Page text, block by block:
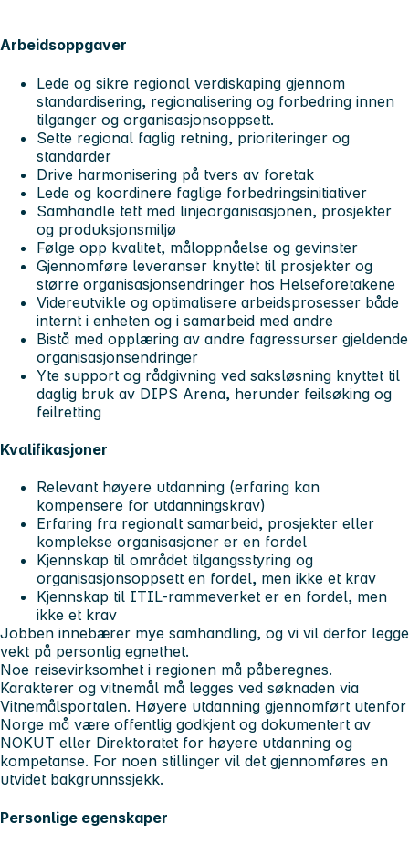
Arbeidsoppgaver
Lede og sikre regional verdiskaping gjennom
standardisering, regionalisering og forbedring innen
tilganger og organisasjonsoppsett.
Sette regional faglig retning, prioriteringer og
standarder
Drive harmonisering på tvers av foretak
Lede og koordinere faglige forbedringsinitiativer
Samhandle tett med linjeorganisasjonen, prosjekter
og produksjonsmiljø
Følge opp kvalitet, måloppnåelse og gevinster
Gjennomføre leveranser knyttet til prosjekter og
større organisasjonsendringer hos Helseforetakene
Videreutvikle og optimalisere arbeidsprosesser både
internt i enheten og i samarbeid med andre
Bistå med opplæring av andre fagressurser gjeldende
organisasjonsendringer
Yte support og rådgivning ved saksløsning knyttet til
daglig bruk av DIPS Arena, herunder feilsøking og
feilretting
Kvalifikasjoner
Relevant høyere utdanning (erfaring kan
kompensere for utdanningskrav)
Erfaring fra regionalt samarbeid, prosjekter eller
komplekse organisasjoner er en fordel
Kjennskap til området tilgangsstyring og
organisasjonsoppsett en fordel, men ikke et krav
Kjennskap til ITIL-rammeverket er en fordel, men
ikke et krav
Jobben innebærer mye samhandling, og vi vil derfor legge
vekt på personlig egnethet.
Noe reisevirksomhet i regionen må påberegnes.
Karakterer og vitnemål må legges ved søknaden via
Vitnemålsportalen. Høyere utdanning gjennomført utenfor
Norge må være offentlig godkjent og dokumentert av
NOKUT eller Direktoratet for høyere utdanning og
kompetanse. For noen stillinger vil det gjennomføres en
utvidet bakgrunnssjekk.
Personlige egenskaper